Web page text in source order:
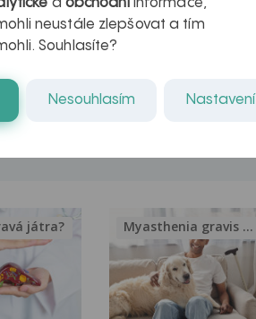
svědivá vyrážka.detska...
Svědivá vyrážka
svediva vyrazka...
játra? Myasthenia gravis – vše, co...
a obchodníinformace,
neustále zlepšovat a tím
Souhlasíte?
Nesouhlasím Nastavení